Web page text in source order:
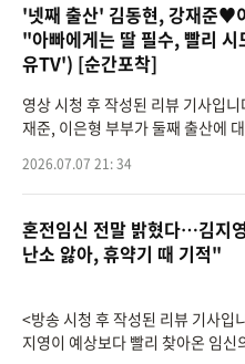
'넷째 출산' 김동현, 강재준♥
"아빠에게는 딸 필수, 빨리
유TV') [순간포착]
영상 시청 후 작성된 리뷰 기사입
재준, 이은형 부부가 둘째 출산에
됐다. 이날 강
2026.07.07 21: 34
혼전임신 전말 밝혔다…김지
난소 앓아, 휴약기 때 기적"
<방송 시청 후 작성된 리뷰 기사
지영이 예상보다 빨리 찾아온 임